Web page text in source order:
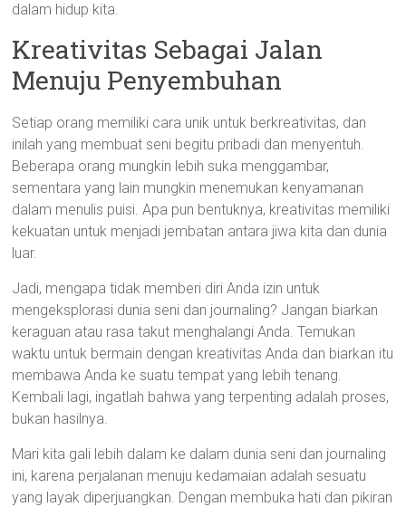
dalam hidup kita.
Kreativitas Sebagai Jalan
Menuju Penyembuhan
Setiap orang memiliki cara unik untuk berkreativitas, dan
inilah yang membuat seni begitu pribadi dan menyentuh.
Beberapa orang mungkin lebih suka menggambar,
sementara yang lain mungkin menemukan kenyamanan
dalam menulis puisi. Apa pun bentuknya, kreativitas memiliki
kekuatan untuk menjadi jembatan antara jiwa kita dan dunia
luar.
Jadi, mengapa tidak memberi diri Anda izin untuk
mengeksplorasi dunia seni dan journaling? Jangan biarkan
keraguan atau rasa takut menghalangi Anda. Temukan
waktu untuk bermain dengan kreativitas Anda dan biarkan itu
membawa Anda ke suatu tempat yang lebih tenang.
Kembali lagi, ingatlah bahwa yang terpenting adalah proses,
bukan hasilnya.
Mari kita gali lebih dalam ke dalam dunia seni dan journaling
ini, karena perjalanan menuju kedamaian adalah sesuatu
yang layak diperjuangkan. Dengan membuka hati dan pikiran